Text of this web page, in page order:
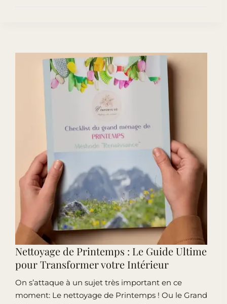
Nettoyage de Printemps : Le Guide Ultime
pour Transformer votre Intérieur
On s’attaque à un sujet très important en ce
moment: Le nettoyage de Printemps ! Ou le Grand